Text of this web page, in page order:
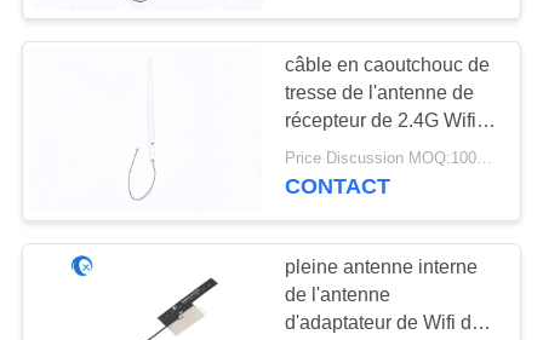
Antenne de 433
20
Antenne de 868
28
câble en caoutchouc de
tresse de l'antenne de
récepteur de 2.4G Wifi
UFL pour le tresse de
carte PCB Wifi
Price Discussion MOQ:100PCS
CONTACT
pleine antenne interne
de l'antenne
d'adaptateur de Wifi de